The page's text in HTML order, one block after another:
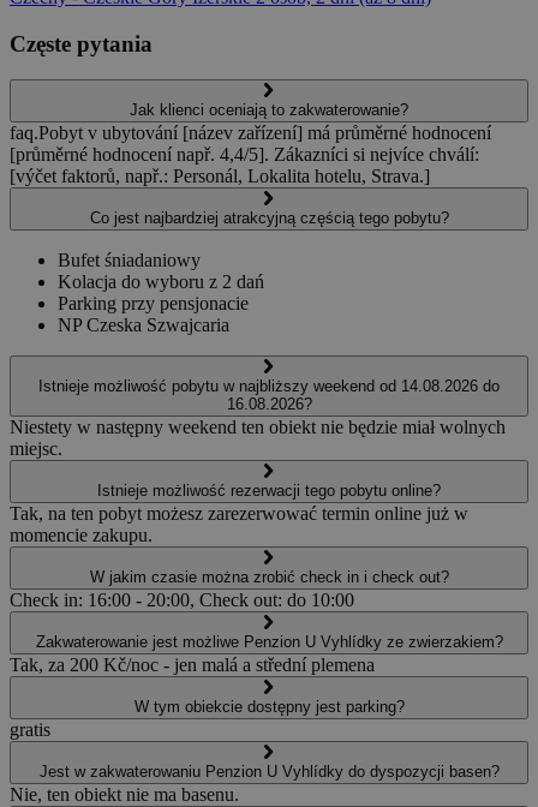
Częste pytania
Jak klienci oceniają to zakwaterowanie?
faq.Pobyt v ubytování [název zařízení] má průměrné hodnocení
[průměrné hodnocení např. 4,4/5]. Zákazníci si nejvíce chválí:
[výčet faktorů, např.: Personál, Lokalita hotelu, Strava.]
Co jest najbardziej atrakcyjną częścią tego pobytu?
Bufet śniadaniowy
Kolacja do wyboru z 2 dań
Parking przy pensjonacie
NP Czeska Szwajcaria
Istnieje możliwość pobytu w najbliższy weekend od 14.08.2026 do
16.08.2026?
Niestety w następny weekend ten obiekt nie będzie miał wolnych
miejsc.
Istnieje możliwość rezerwacji tego pobytu online?
Tak, na ten pobyt możesz zarezerwować termin online już w
momencie zakupu.
W jakim czasie można zrobić check in i check out?
Check in: 16:00 - 20:00, Check out: do 10:00
Zakwaterowanie jest możliwe Penzion U Vyhlídky ze zwierzakiem?
Tak, za 200 Kč/noc - jen malá a střední plemena
W tym obiekcie dostępny jest parking?
gratis
Jest w zakwaterowaniu Penzion U Vyhlídky do dyspozycji basen?
Nie, ten obiekt nie ma basenu.